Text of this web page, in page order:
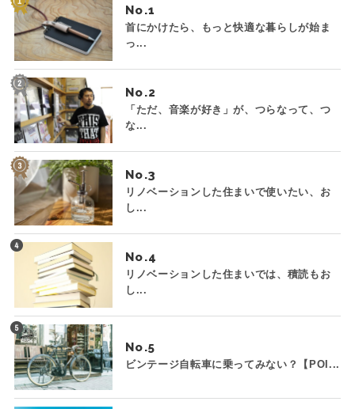
No.
首にかけたら、もっと快適な暮らしが始ま
っ...
No.
「ただ、音楽が好き」が、つらなって、つ
な...
No.
リノベーションした住まいで使いたい、お
し...
No.
リノベーションした住まいでは、積読もお
し...
No.
ビンテージ自転車に乗ってみない？【POI...